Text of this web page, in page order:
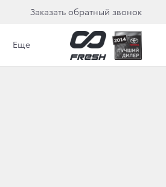
Заказать обратный звонок
Еще